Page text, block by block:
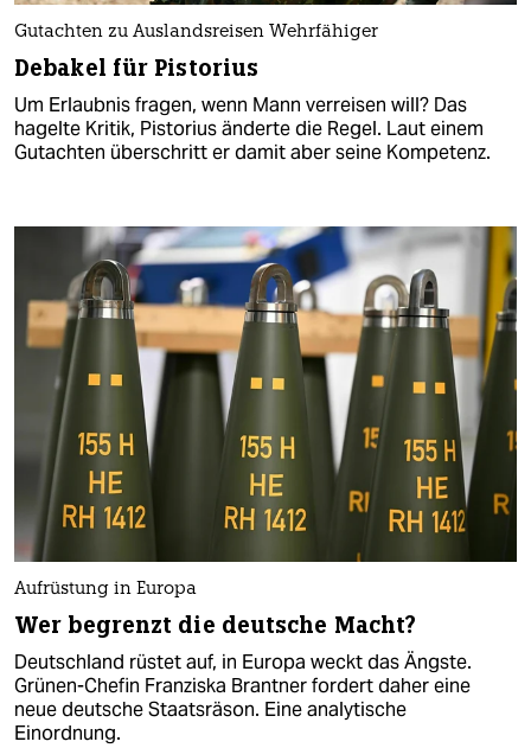
Gutachten zu Auslandsreisen Wehrfähiger
Debakel für Pistorius
Um Erlaubnis fragen, wenn Mann verreisen will? Das
hagelte Kritik, Pistorius änderte die Regel. Laut einem
Gutachten überschritt er damit aber seine Kompetenz.
Aufrüstung in Europa
Wer begrenzt die deutsche Macht?
Deutschland rüstet auf, in Europa weckt das Ängste.
Grünen-Chefin Franziska Brantner fordert daher eine
neue deutsche Staatsräson. Eine analytische
Einordnung.